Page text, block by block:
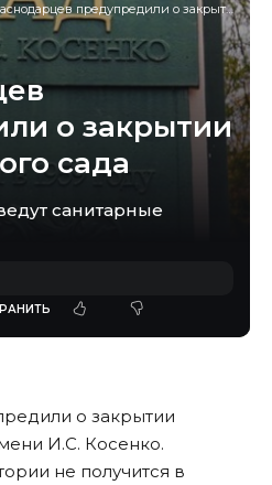
предупредили о закрытии Ботанического сада
о закрытии
сада
санитарные
о закрытии
И.С. Косенко.
не получится в